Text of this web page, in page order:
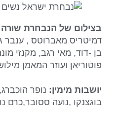
בצילום של הנבחרת שורה
דמיטריס מאברוטס , ענבר
בן -דוד, מאי רגב, מקנזי
פוטוריאן ועוזר המאמן
יושבות מימין: נופר
בוגצנקו ,נועה ססובר,כרם